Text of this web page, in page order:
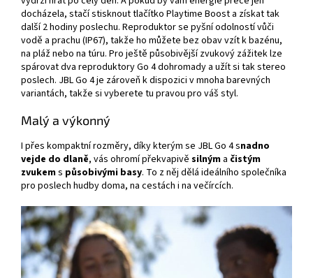
docházela, stačí stisknout tlačítko Playtime Boost a získat tak
další 2 hodiny poslechu. Reproduktor se pyšní odolností vůči
vodě a prachu (IP67), takže ho můžete bez obav vzít k bazénu,
na pláž nebo na túru. Pro ještě působivější zvukový zážitek lze
spárovat dva reproduktory Go 4 dohromady a užít si tak stereo
poslech. JBL Go 4 je zároveň k dispozici v mnoha barevných
variantách, takže si vyberete tu pravou pro váš styl.
Malý a výkonný
I přes kompaktní rozměry, díky kterým se JBL Go 4 snadno
vejde do dlaně, vás ohromí překvapivě silným a čistým
zvukems působivými basy. To z něj dělá ideálního společníka
pro poslech hudby doma, na cestách i na večírcích.